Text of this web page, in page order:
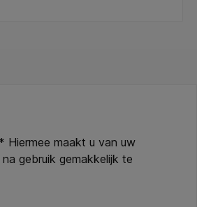
Hiermee maakt u van uw
gebruik gemakkelijk te